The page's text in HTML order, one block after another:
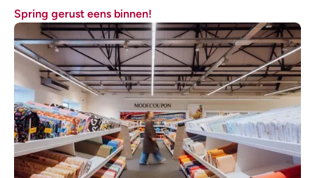
Spring gerust eens binnen!